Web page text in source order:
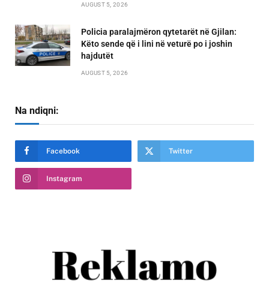
AUGUST 5, 2026
Policia paralajmëron qytetarët në Gjilan:
Këto sende që i lini në veturë po i joshin
hajdutët
AUGUST 5, 2026
Na ndiqni:
Facebook Twitter
Instagram